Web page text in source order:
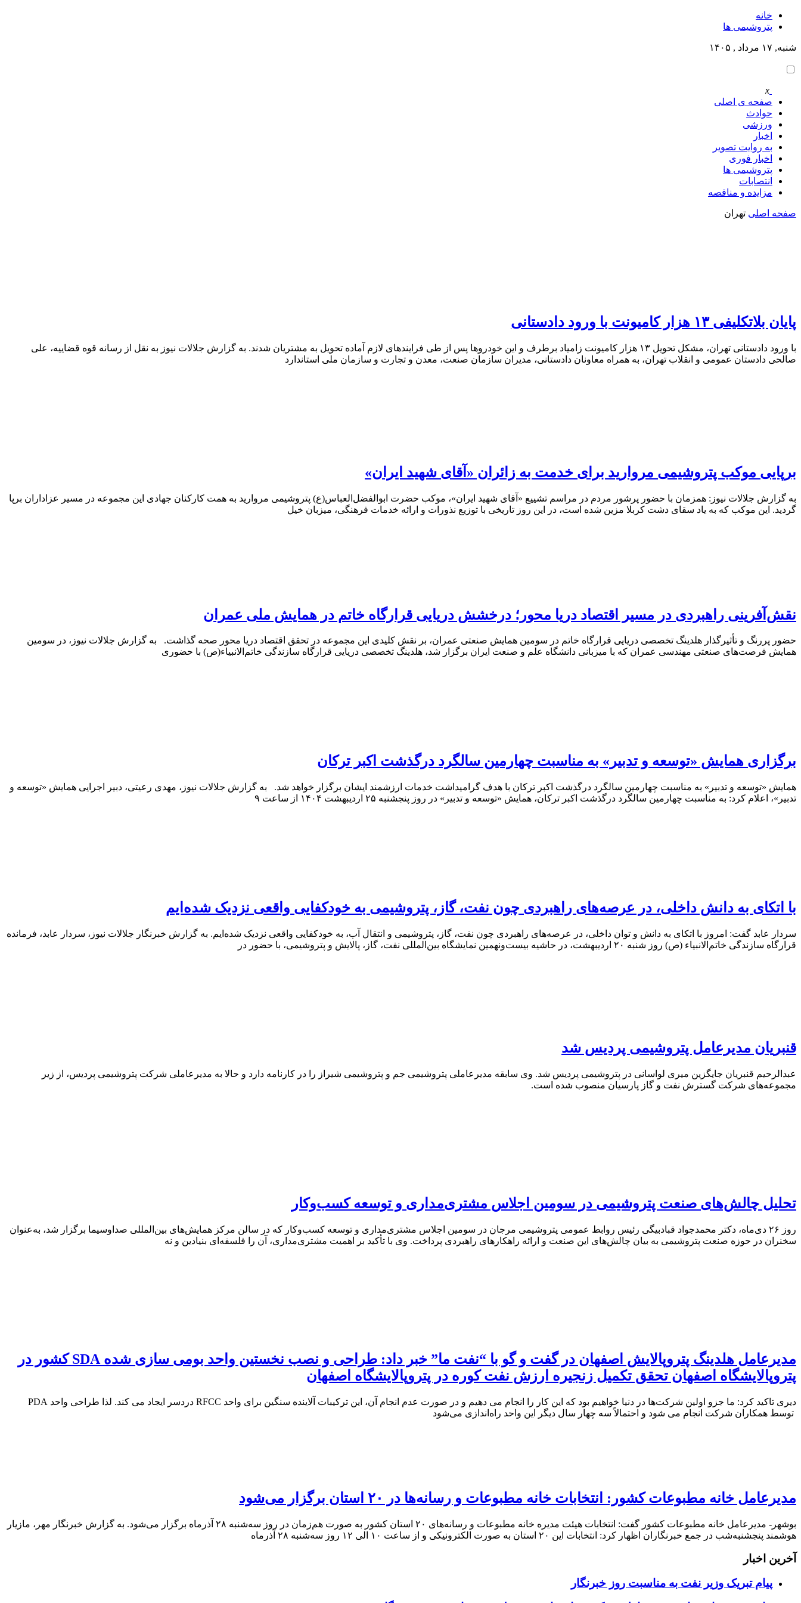
خانه
پتروشيمى ها
شنبه, ۱۷ مرداد , ۱۴۰۵
x
صفحه ی اصلی
حوادث
ورزشی
اخبار
به روایت تصویر
اخبار فوری
پتروشيمى ها
انتصابات
مزایده و مناقصه
صفحه اصلی تهران
پایان بلاتکلیفی ۱۳ هزار کامیونت با ورود دادستانی
با ورود دادستانی تهران، مشکل تحویل ۱۳ هزار کامیونت زامیاد برطرف و این خودروها پس از طی فرایندهای لازم آماده تحویل به مشتریان شدند. به گزارش جلالات نیوز به نقل از رسانه قوه قضاییه، علی
صالحی دادستان عمومی و انقلاب تهران، به همراه معاونان دادستانی، مدیران سازمان صنعت، معدن و تجارت و سازمان ملی استاندارد
برپایی موکب پتروشیمی مروارید برای خدمت به زائران «آقای شهید ایران»
به گزارش جلالات نیوز: همزمان با حضور پرشور مردم در مراسم تشییع «آقای شهید ایران»، موکب حضرت ابوالفضل‌العباس(ع) پتروشیمی مروارید به همت کارکنان جهادی این مجموعه در مسیر عزاداران برپا
گردید. این موکب که به یاد سقای دشت کربلا مزین شده است، در این روز تاریخی با توزیع نذورات و ارائه خدمات فرهنگی، میزبان خیل
نقش‌آفرینی راهبردی در مسیر اقتصاد دریا محور؛ درخشش دریایی قرارگاه خاتم در همایش ملی عمران
حضور پررنگ و تأثیرگذار هلدینگ تخصصی دریایی قرارگاه خاتم در سومین همایش صنعتی عمران، بر نقش کلیدی این مجموعه در تحقق اقتصاد دریا محور صحه گذاشت. به گزارش جلالات نیوز، در سومین
همایش فرصت‌های صنعتی مهندسی عمران که با میزبانی دانشگاه علم و صنعت ایران برگزار شد، هلدینگ تخصصی دریایی قرارگاه سازندگی خاتم‌الانبیاء(ص) با حضوری
برگزاری همایش «توسعه و تدبیر» به مناسبت چهارمین سالگرد درگذشت اکبر ترکان
همایش «توسعه و تدبیر» به مناسبت چهارمین سالگرد درگذشت اکبر ترکان با هدف گرامیداشت خدمات ارزشمند ایشان برگزار خواهد شد. به گزارش جلالات نیوز، مهدی رعیتی، دبیر اجرایی همایش «توسعه و
تدبیر»، اعلام کرد: به مناسبت چهارمین سالگرد درگذشت اکبر ترکان، همایش «توسعه و تدبیر» در روز پنجشنبه ۲۵ اردیبهشت ۱۴۰۴ از ساعت ۹
با اتکای به دانش داخلی، در عرصه‌های راهبردی چون نفت، گاز، پتروشیمی به خودکفایی واقعی نزدیک شده‌ایم
سردار عابد گفت: امروز با اتکای به دانش و توان داخلی، در عرصه‌های راهبردی چون نفت، گاز، پتروشیمی و انتقال آب، به خودکفایی واقعی نزدیک شده‌ایم. به گزارش خبرنگار جلالات نیوز، سردار عابد، فرمانده
قرارگاه سازندگی خاتم‌الانبیاء (ص) روز شنبه ۲۰ اردیبهشت، در حاشیه بیست‌ونهمین نمایشگاه بین‌المللی نفت، گاز، پالایش و پتروشیمی، با حضور در
قنبریان مدیرعامل پتروشیمی پردیس شد
عبدالرحیم قنبریان جایگزین میری لواسانی در پتروشیمی پردیس شد. وی سابقه مدیرعاملی پتروشیمی جم و پتروشیمی شیراز را در کارنامه دارد و حالا به مدیرعاملی شرکت پتروشیمی پردیس، از زیر
مجموعه‌های شرکت گسترش نفت و گاز پارسیان منصوب شده است.
تحلیل چالش‌های صنعت پتروشیمی در سومین اجلاس مشتری‌مداری و توسعه کسب‌وکار
روز ۲۶ دی‌ماه، دکتر محمدجواد قبادبیگی رئیس روابط عمومی پتروشیمی مرجان در سومین اجلاس مشتری‌مداری و توسعه کسب‌وکار که در سالن مرکز همایش‌های بین‌المللی صداوسیما برگزار شد، به‌عنوان
سخنران در حوزه صنعت پتروشیمی به بیان چالش‌های این صنعت و ارائه راهکارهای راهبردی پرداخت. وی با تأکید بر اهمیت مشتری‌مداری، آن را فلسفه‌ای بنیادین و نه
مدیرعامل هلدینگ پتروپالایش اصفهان در گفت و گو با “نفت ما” خبر داد: طراحی و نصب نخستین واحد بومی سازی شده SDA کشور در
پتروپالایشگاه اصفهان تحقق تکمیل زنجیره ارزش نفت کوره در پتروپالایشگاه اصفهان
دیری تاکید کرد: ما جزو اولین شرکت‌ها در دنیا خواهیم بود که این کار را انجام می دهیم و در صورت عدم انجام آن، این ترکیبات آلاینده سنگین برای واحد RFCC دردسر ایجاد می کند. لذا طراحی واحد PDA
توسط همکاران شرکت انجام می شود و احتمالاً سه چهار سال دیگر این واحد راه‌اندازی می‌شود
مدیرعامل خانه مطبوعات کشور: انتخابات خانه مطبوعات و رسانه‌ها در ۲۰ استان برگزار می‌شود
بوشهر- مدیرعامل خانه مطبوعات کشور گفت: انتخابات هیئت مدیره خانه مطبوعات و رسانه‌های ۲۰ استان کشور به صورت هم‌زمان در روز سه‌شنبه ۲۸ آذرماه برگزار می‌شود. به گزارش خبرنگار مهر، مازیار
هوشمند پنجشنبه‌شب در جمع خبرنگاران اظهار کرد: انتخابات این ۲۰ استان به صورت الکترونیکی و از ساعت ۱۰ الی ۱۲ روز سه‌شنبه ۲۸ آذرماه
آخرین اخبار
پیام تبریک وزیر نفت به مناسبت روز خبرنگار